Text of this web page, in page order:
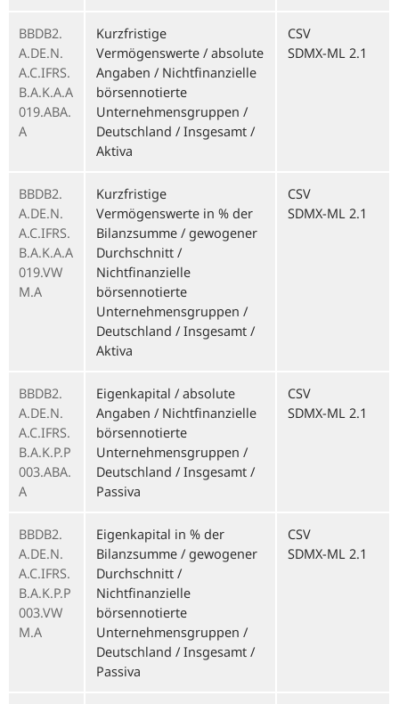
BBDB2.
A.DE.N.
A.C.IFRS.
B.A.K.A.A
019.ABA.
A
Kurzfristige
Vermögenswerte / absolute
Angaben / Nichtfinanzielle
börsennotierte
Unternehmensgruppen /
Deutschland / Insgesamt /
Aktiva
CSV
SDMX-ML 2.1
BBDB2.
A.DE.N.
A.C.IFRS.
B.A.K.A.A
019.VW
M.A
Kurzfristige
Vermögenswerte in % der
Bilanzsumme / gewogener
Durchschnitt /
Nichtfinanzielle
börsennotierte
Unternehmensgruppen /
Deutschland / Insgesamt /
Aktiva
CSV
SDMX-ML 2.1
BBDB2.
A.DE.N.
A.C.IFRS.
B.A.K.P.P
003.ABA.
A
Eigenkapital / absolute
Angaben / Nichtfinanzielle
börsennotierte
Unternehmensgruppen /
Deutschland / Insgesamt /
Passiva
CSV
SDMX-ML 2.1
BBDB2.
A.DE.N.
A.C.IFRS.
B.A.K.P.P
003.VW
M.A
Eigenkapital in % der
Bilanzsumme / gewogener
Durchschnitt /
Nichtfinanzielle
börsennotierte
Unternehmensgruppen /
Deutschland / Insgesamt /
Passiva
CSV
SDMX-ML 2.1